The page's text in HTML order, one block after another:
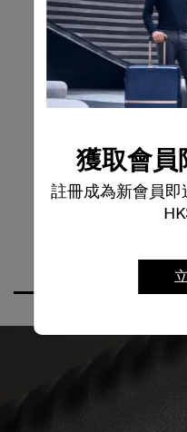
獲取會員
註冊成為新會員